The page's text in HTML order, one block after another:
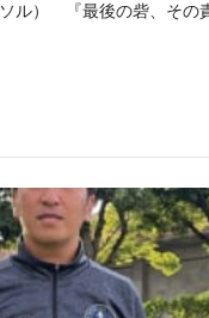
ソル） 『最後の砦、その